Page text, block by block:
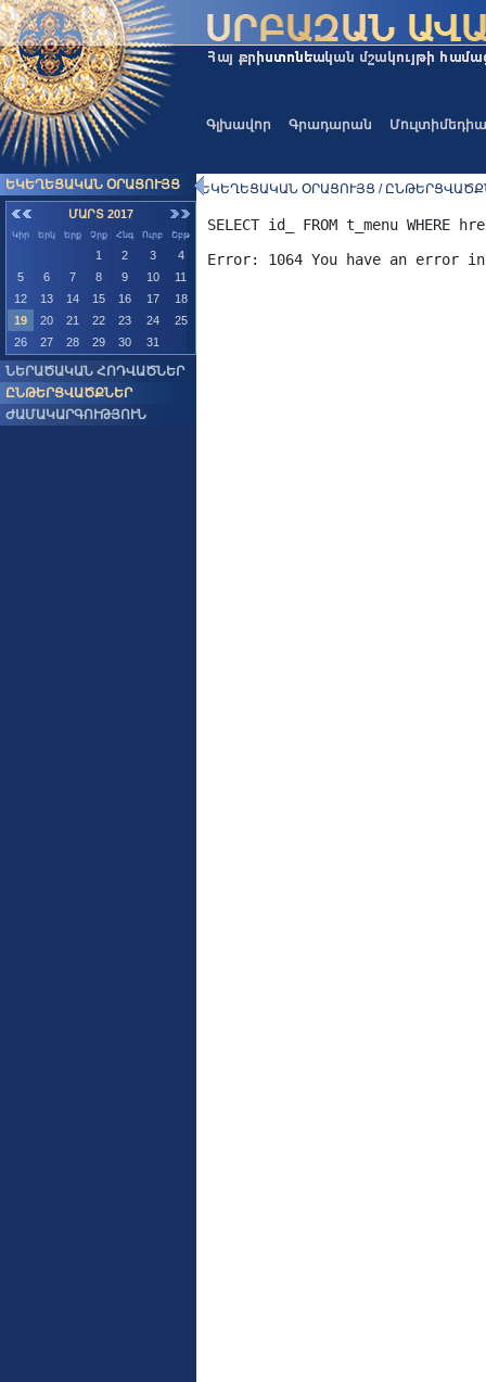
Գլխավոր Գրադարան Մուլտիմեդիա
ԵԿԵՂԵՑԱԿԱՆ ՕՐԱՑՈՒՅՑ
ՄԱՐՏ 2017
Կիր Երկ Երք Չրք Հնգ Ուրբ Շբթ
1 2 3
4
5
6 7 8 9 10
11
12
13 14 15 16 17
18
19
20 21 22 23 24
25
26
27 28 29 30 31
ՆԵՐԱԾԱԿԱՆ ՀՈԴՎԱԾՆԵՐ
ԸՆԹԵՐՑՎԱԾՔՆԵՐ
ԺԱՄԱԿԱՐԳՈՒԹՅՈՒՆ
ԵԿԵՂԵՑԱԿԱՆ ՕՐԱՑՈՒՅՑ /
SELECT id_ FROM t_menu